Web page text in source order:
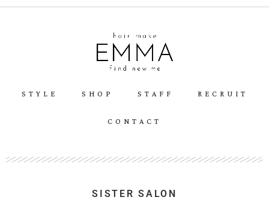
STYLE SHOP STAFF
RECRUIT
CONTACT
SISTER SALON